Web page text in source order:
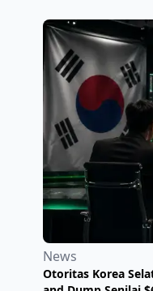
News
Otoritas Korea